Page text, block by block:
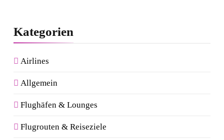
Kategorien
Airlines
Allgemein
Flughäfen & Lounges
Flugrouten & Reiseziele